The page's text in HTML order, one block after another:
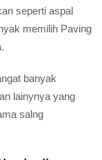
seperti aspal
memilih Paving
banyak
lainynya yang
salng